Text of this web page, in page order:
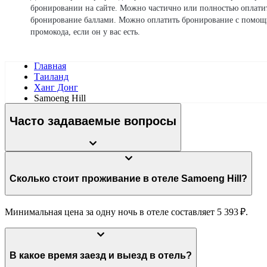
бронировании на сайте. Можно частично или полностью
бронирование баллами. Можно оплатить бронирование с
промокода, если он у вас есть.
Главная
Таиланд
Ханг Донг
Samoeng Hill
Часто задаваемые вопросы
Сколько стоит проживание в отеле Samoeng Hill?
Минимальная цена за одну ночь в отеле составляет 5 393 ₽.
В какое время заезд и выезд в отель?